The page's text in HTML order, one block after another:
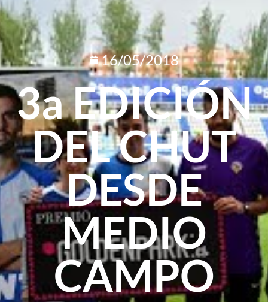
16/05/2018
3a EDICIÓN
DEL CHUT
DESDE
MEDIO
CAMPO